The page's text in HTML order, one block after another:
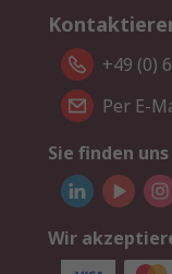
+49 (0)
Per E-
Sie finden
Wir